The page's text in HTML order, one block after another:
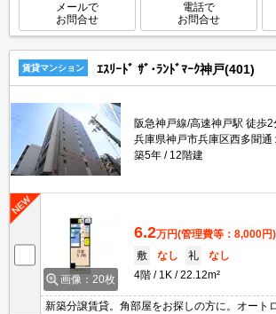
メールで
お問合せ
電話で
お問合せ
賃貸マンション ｴｽﾘｰﾄﾞ ｻﾞ･ﾗﾝﾄﾞﾏｰｸ神戸(401)
阪急神戸線/高速神戸駅 徒歩2
兵庫県神戸市兵庫区西多聞通
築5年
12階建
画像：20枚
6.2万円(管理費等：8,000円)
敷
なし 礼
なし
4階
1K 22.12m²
新築分譲賃貸。角部屋をお探しの方に。オート